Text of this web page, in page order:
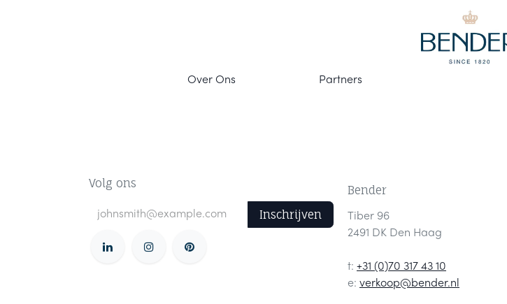
Volg ons
Inschrijven
Bender
Tiber 96
2491 DK Den Haag
t: +31 (0)70 317 43 10
e: verkoop@bender.nl
Partners
Over Ons